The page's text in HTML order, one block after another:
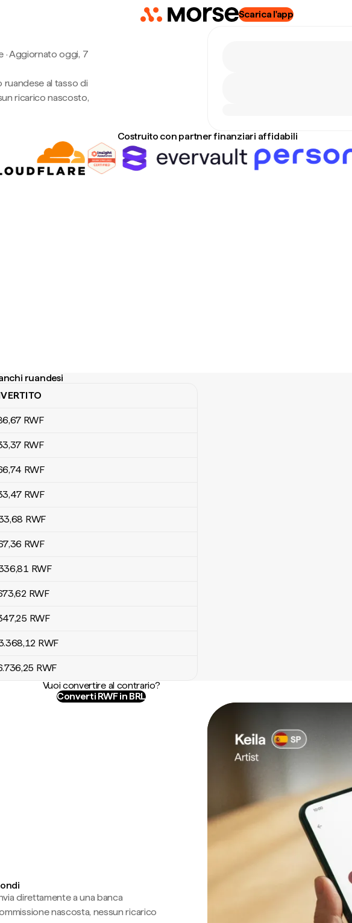
Scarica l'app
·Aggiornato oggi, 7
ruandese al tasso di
ricarico nascosto,
Costruito con partner finanziari affidabili
ruandesi
ruandesi
,67 RWF
,37 RWF
,74 RWF
,47 RWF
,68 RWF
,36 RWF
,81 RWF
,62 RWF
,25 RWF
,12 RWF
,25 RWF
Vuoi convertire al contrario?
Converti RWF in BRL
direttamente a una banca
nascosta, nessun ricarico